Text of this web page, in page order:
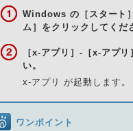
Windows の［スタート
ム］をクリックしてくだ
［x-アプリ］-［x-アプ
い。
x-アプリ が起動します。
ワンポイント